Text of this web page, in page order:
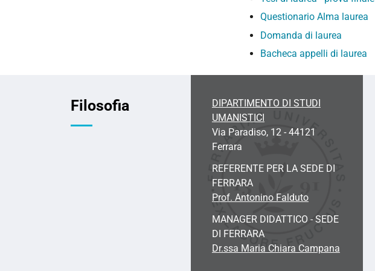
Questionario Alma laurea
Domanda di laurea
Bacheca appelli di laurea
Filosofia
DIPARTIMENTO DI STUDI
UMANISTICI
Via Paradiso, 12 - 44121
Ferrara
REFERENTE PER LA SEDE DI
FERRARA
Prof. Antonino Falduto
MANAGER DIDATTICO - SEDE
DI FERRARA
Dr.ssa Maria Chiara Campana